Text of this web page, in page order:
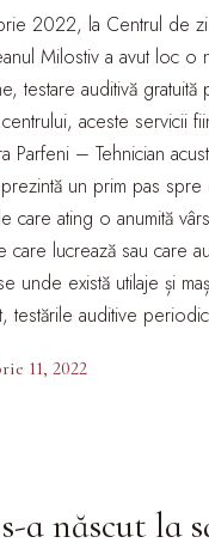
2022, la Centrul de
Milostiv a avut loc o
testare auditivă
aceste servicii
Parfeni – Tehnician
un prim pas spre
care ating o anumită
care lucrează sau care
unde există utilaje și
testările auditive
11, 2022
a născut la